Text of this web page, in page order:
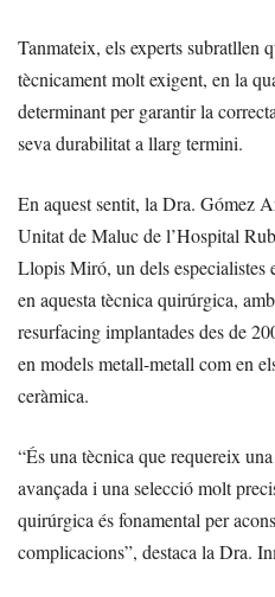
Tanmateix, els experts subratllen
tècnicament molt exigent, en la
determinant per garantir la
seva durabilitat a llarg termini.
En aquest sentit, la Dra. Gómez
Unitat de Maluc de l’Hospital
Llopis Miró, un dels especialistes
en aquesta tècnica quirúrgica,
resurfacing implantades des de
en models metall-metall com en
ceràmica.
“És una tècnica que requereix
avançada i una selecció molt
quirúrgica és fonamental per
complicacions”, destaca la Dra.